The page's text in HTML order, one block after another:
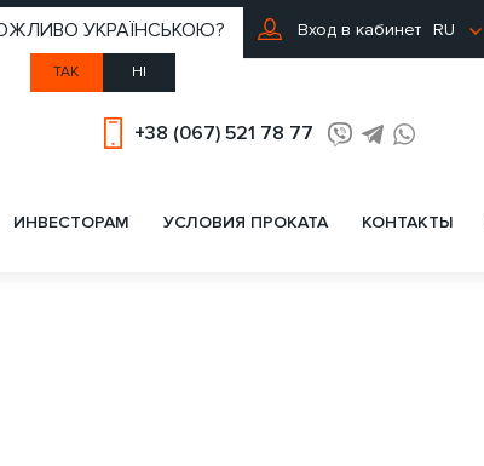
Вход в кабинет RU
УКРАЇНСЬКОЮ?
ТАК НІ
+38 (067) 521 78 77
ИНВЕСТОРАМ УСЛОВИЯ ПРОКАТА КОНТАКТЫ